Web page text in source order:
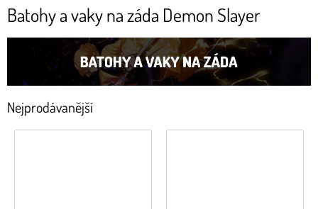
Batohy a vaky na záda Demon Slayer
Nejprodávanější